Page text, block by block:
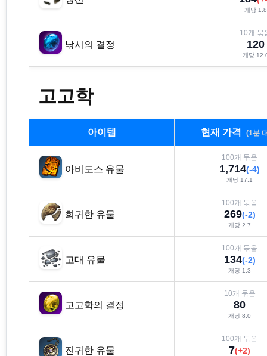
개당 1.8
낚시의 결정
10개 묶
120
개당
고고학
아이템 현재 가격 (1분
아비도스 유물
100개 묶음
1,714(-4)
개당 17.1
희귀한 유물
100개 묶음
269(-2)
개당 2.7
고대 유물
100개 묶음
134(-2)
개당 1.3
고고학의 결정
10개 묶음
80
개당 8.0
진귀한 유물
100개 묶음
7(+2)